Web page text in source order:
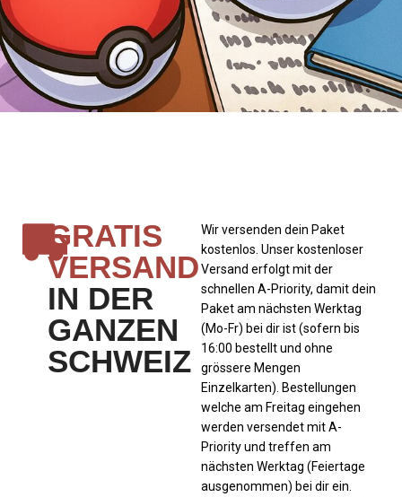
GRATIS
VERSAND
IN DER
GANZEN
SCHWEIZ
Wir versenden dein Paket
kostenlos. Unser kostenloser
Versand erfolgt mit der
schnellen A-Priority, damit dein
Paket am nächsten Werktag
(Mo-Fr) bei dir ist (sofern bis
16:00 bestellt und ohne
grössere Mengen
Einzelkarten). Bestellungen
welche am Freitag eingehen
werden versendet mit A-
Priority und treffen am
nächsten Werktag (Feiertage
ausgenommen) bei dir ein.